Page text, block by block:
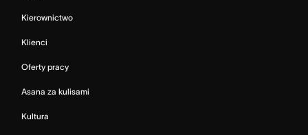
Kierownictwo
Klienci
Oferty pracy
Asana za kulisami
Kultura